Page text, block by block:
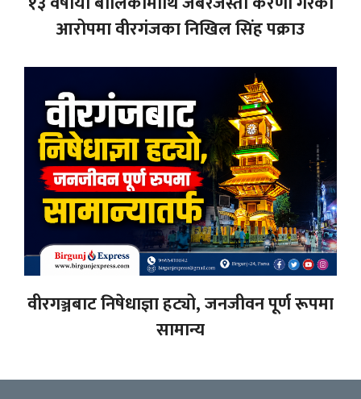
आरोपमा वीरगंजका निखिल सिंह पक्राउ
वीरगञ्जबाट निषेधाज्ञा हट्यो, जनजीवन पूर्ण रूपमा
सामान्य